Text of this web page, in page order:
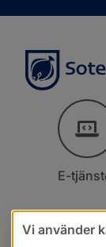
E-
Vi använder